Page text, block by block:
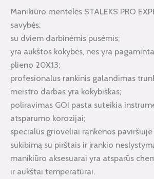
Manikiūro mentelės STALEKS PRO
savybės:
su dviem darbinėmis pusėmis;
yra aukštos kokybės, nes yra
plieno 20X13;
profesionalus rankinis galandimas
meistro darbas yra kokybiškas;
poliravimas GOI pasta suteikia
atsparumo korozijai;
specialūs grioveliai rankenos
sukibimą su pirštais ir įrankio
manikiūro aksesuarai yra atsparūs
ir aukštai temperatūrai.